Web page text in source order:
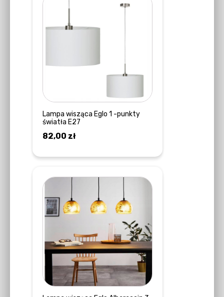
Lampa wisząca Eglo 1 -punkty
światła E27
82,00 zł